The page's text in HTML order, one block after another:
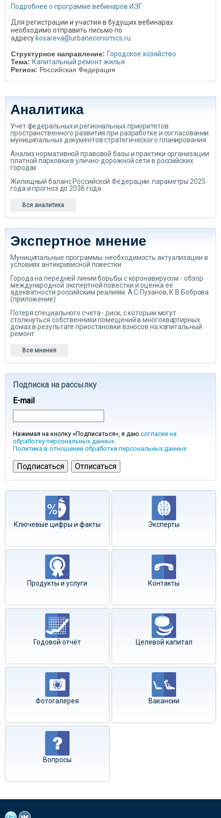
Подробнее о программе вебинаров ИЭГ
Для регистрации и участия в будущих вебинарах
необходимо отправить письмо по
адресу kosareva@urbaneconomics.ru
Структурное направление: Городское хозяйство
Тема: Капитальный ремонт жилья
Регион: Российская Федерация
Аналитика
Учет федеральных и региональных приоритетов
пространственного развития при разработке и согласовании
муниципальных документов стратегического планирования
Анализ нормативной правовой базы и практики организации
платной парковки в улично-дорожной сети в российских
городах
Жилищный баланс Российской Федерации: параметры 2025
года и прогноз до 2036 года
Вся аналитика
Экспертное мнение
Муниципальные программы: необходимость актуализации в
условиях антикризисной повестки
Города на передней линии борьбы с коронавирусом - обзор
международной экспертной повестки и оценка ее
адекватности российским реалиям. А.С.Пузанов, К.В.Боброва
(приложение)
Потеря специального счета - риск, с которым могут
столкнуться собственники помещений в многоквартирных
домах в результате приостановки взносов на капитальный
ремонт
Все мнения
Подписка на рассылку
E-mail
Нажимая на кнопку «Подписаться», я даю согласие на
обработку персональных данных.
Политика в отношении обработки персональных данных
Ключевые цифры и факты Эксперты
Продукты и услуги Контакты
Годовой отчёт Целевой капитал
Фотогалерея Вакансии
Вопросы